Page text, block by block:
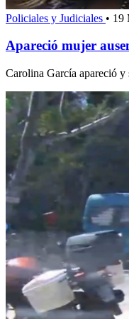
Policiales y Judiciales • 19
Apareció mujer
Carolina García apareció y